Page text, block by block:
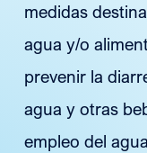
medidas
agua y/o
prevenir la
agua y otras
empleo del